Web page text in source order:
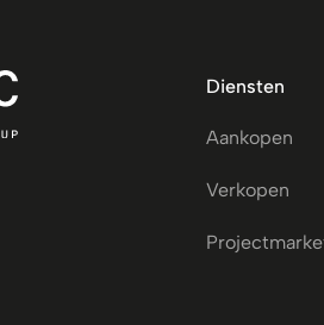
Diensten
Aankopen
Verkopen